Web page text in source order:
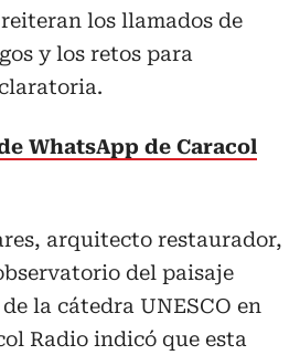
los llamados de
y los retos para
WhatsApp de Caracol
arquitecto restaurador,
del paisaje
la cátedra UNESCO en
Radio indicó que esta